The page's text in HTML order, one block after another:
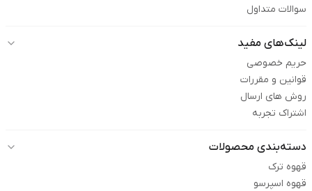
سوالات متداول
لینک‌های مفید
حریم خصوصی
قوانین و مقررات
روش های ارسال
اشتراک تجربه
دسته‌بندی محصولات
قهوه ترک
قهوه اسپرسو